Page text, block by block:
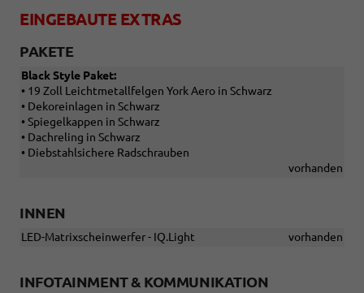
EINGEBAUTE EXTRAS
PAKETE
Black Style Paket:
• 19 Zoll Leichtmetallfelgen York Aero in Schwarz
• Dekoreinlagen in Schwarz
• Spiegelkappen in Schwarz
• Dachreling in Schwarz
• Diebstahlsichere Radschrauben
vorhanden
INNEN
LED-Matrixscheinwerfer - IQ.Light vorhanden
INFOTAINMENT & KOMMUNIKATION